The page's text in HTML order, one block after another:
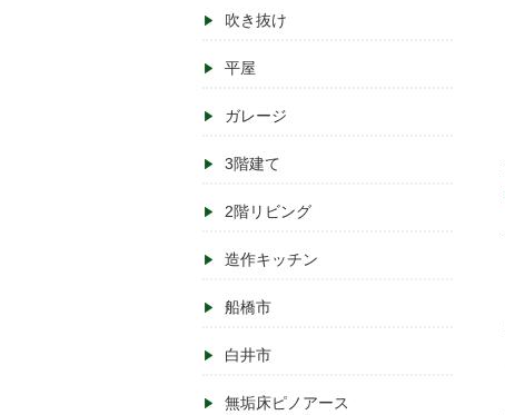
吹き抜け
平屋
ガレージ
3階建て
2階リビング
造作キッチン
船橋市
白井市
無垢床ピノアース